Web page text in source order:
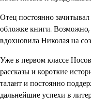
Отец постоянно
обложке книги. Возможно,
вдохновила Николая на
Уже в первом классе
рассказы и короткие
талант и постоянно
дальнейшие успехи в